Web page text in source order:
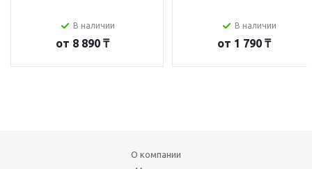
В наличии
от 8 890 ₸
В наличии
от 1 790 ₸
О компании